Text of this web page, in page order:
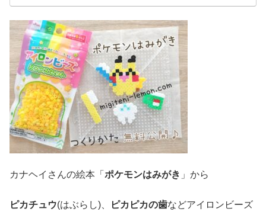
カナヘイさんの絵本「 ポケモンはみがき 」から
ピカチュウ(はぶらし)、 ピカピカの歯などアイロンビーズ